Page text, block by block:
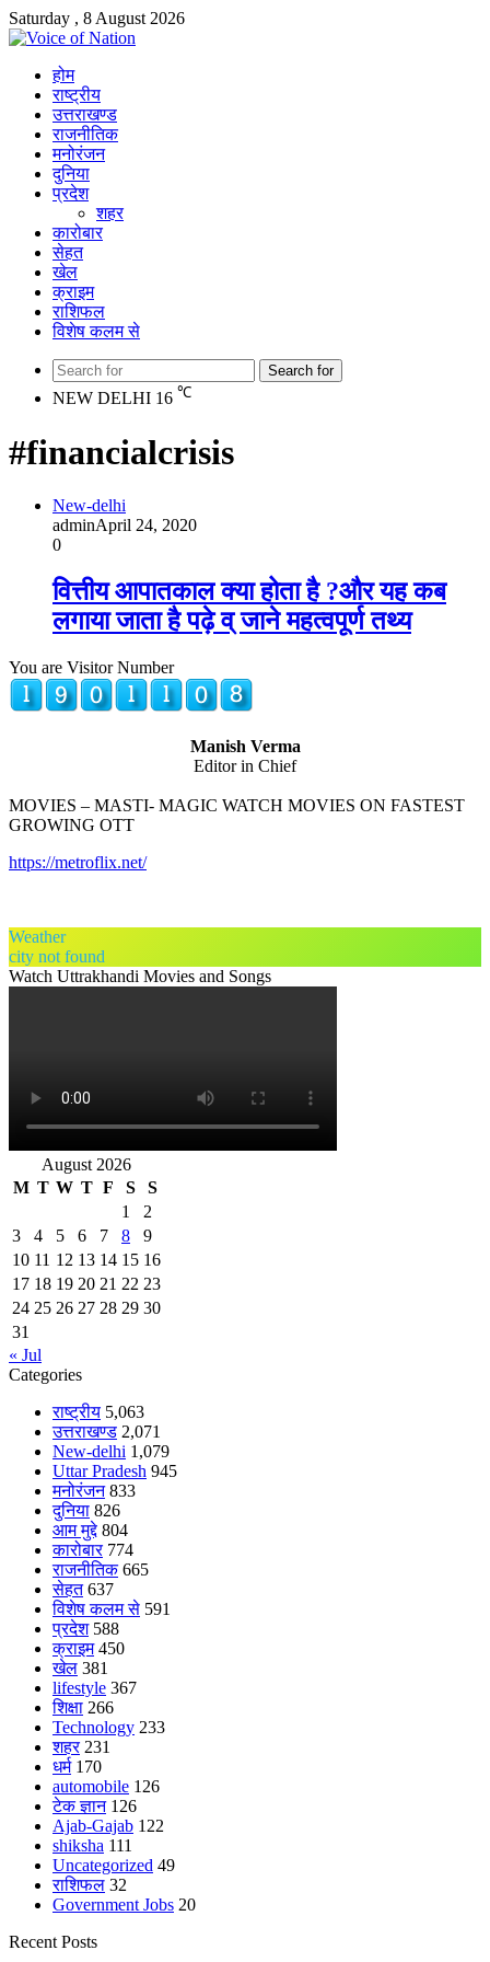
Saturday , 8 August 2026
होम
राष्ट्रीय
उत्तराखण्ड
राजनीतिक
मनोरंजन
दुनिया
प्रदेश
शहर
कारोबार
सेहत
खेल
क्राइम
राशिफल
विशेष कलम से
Search for
NEW DELHI 16 ℃
#financialcrisis
New-delhi
adminApril 24, 2020
0
वित्तीय आपातकाल क्या होता है ?और यह कब
लगाया जाता है पढ़े व् जाने महत्वपूर्ण तथ्य
You are Visitor Number
Manish Verma
Editor in Chief
MOVIES – MASTI- MAGIC WATCH MOVIES ON FASTEST
GROWING OTT
https://metroflix.net/
Weather
city not found
Watch Uttrakhandi Movies and Songs
August 2026
M T W T F S
S
1
2
3
4 5 6 7 8
9
10 11 12 13 14 15 16
17 18 19 20 21 22 23
24 25 26 27 28 29 30
31
« Jul
Categories
राष्ट्रीय 5,063
उत्तराखण्ड 2,071
New-delhi 1,079
Uttar Pradesh 945
मनोरंजन 833
दुनिया 826
आम मुद्दे 804
कारोबार 774
राजनीतिक 665
सेहत 637
विशेष कलम से 591
प्रदेश 588
क्राइम 450
खेल 381
lifestyle 367
शिक्षा 266
Technology 233
शहर 231
धर्म 170
automobile 126
टेक ज्ञान 126
Ajab-Gajab 122
shiksha 111
Uncategorized 49
राशिफल 32
Government Jobs 20
Recent Posts